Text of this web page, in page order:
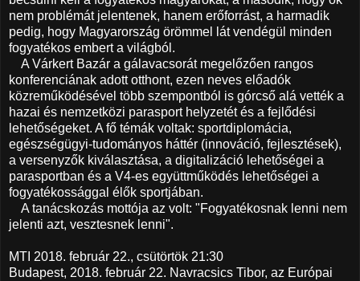
nem problémát jelentenek, hanem erőforrást, a harmadik
pedig, hogy Magyarország örömmel lát vendégül minden
fogyatékos embert a világból.
A Várkert Bazár a gálavacsorát megelőzően rangos
konferenciának adott otthont, ezen neves előadók
közreműködésével több szempontból is górcső alá vették a
hazai és nemzetközi parasport helyzetét és a fejlődési
lehetőségeket. A fő témák voltak: sportdiplomácia,
egészségügyi-tudományos háttér (innováció, fejlesztések),
a versenyzők kiválasztása, a digitalizáció lehetőségei a
parasportban és a V4-es együttműködés lehetőségei a
fogyatékossággal élők sportjában.
A tanácskozás mottója az volt: "Fogyatékosnak lenni nem
jelenti azt, vesztesnek lenni".
MTI 2018. február 22., csütörtök 21:30
Budapest, 2018. február 22. Navracsics Tibor, az Európai